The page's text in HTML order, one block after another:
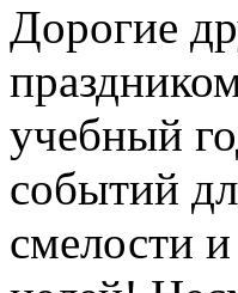
Дорогие
учебный
событий
смелости